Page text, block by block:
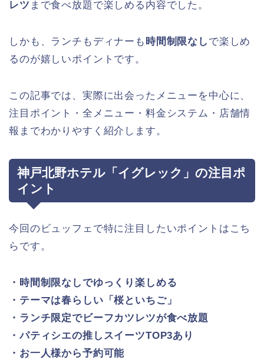
レツ まで食べ放題で楽しめる内容でした。
しかも、ランチもディナーも 時間制限なし で楽しめ
るのが嬉しいポイントです。
この記事では、実際に出会ったメニューを中心に、
注目ポイント・全メニュー・料金システム・店舗情
報までわかりやすく紹介します。
神戸北野ホテル「イグレック」の注目ポ
イント
今回のビュッフェで特に注目したいポイントはこち
らです。
・時間制限なしでゆっくり楽しめる
・テーマは春らしい「桜といちご」
・ランチ限定でビーフカツレツが食べ放題
・パティシエの推しスイーツTOP3あり
・お一人様から予約可能